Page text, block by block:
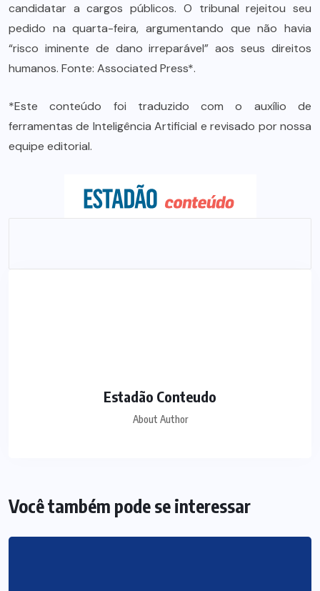
candidatar a cargos públicos. O tribunal rejeitou seu
pedido na quarta-feira, argumentando que não havia
“risco iminente de dano irreparável” aos seus direitos
humanos. Fonte: Associated Press*.
*Este conteúdo foi traduzido com o auxílio de
ferramentas de Inteligência Artificial e revisado por nossa
equipe editorial.
Estadão Conteudo
About Author
Você também pode se interessar